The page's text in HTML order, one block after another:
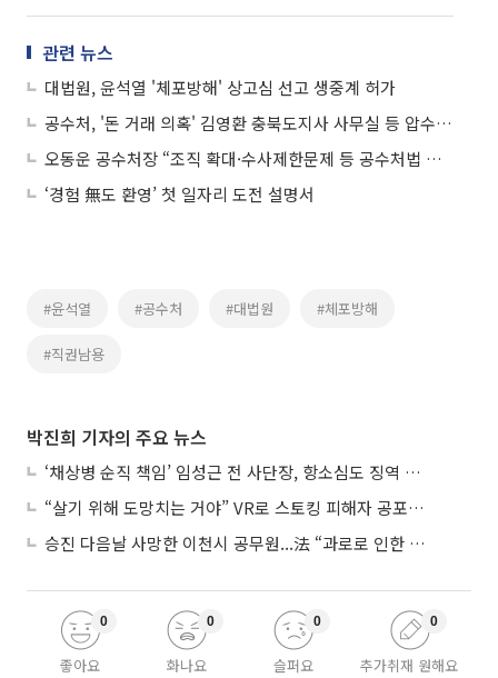
관련 뉴스
대법원, 윤석열 '체포방해' 상고심 선고 생중계 허가
공수처, '돈 거래 의혹' 김영환 충북도지사 사무실 등 압수수색
오동운 공수처장 “조직 확대·수사제한문제 등 공수처법 개정돼야”
‘경험 無도 환영’ 첫 일자리 도전 설명서
#윤석열 #공수처 #대법원 #체포방해
#직권남용
박진희 기자의 주요 뉴스
‘채상병 순직 책임’ 임성근 전 사단장, 항소심도 징역 3년
“살기 위해 도망치는 거야” VR로 스토킹 피해자 공포 마주한 수형자들
승진 다음날 사망한 이천시 공무원...法 “과로로 인한 순직”
좋아요
0
화나요
0
슬퍼요
0
추가취재 원해요
0